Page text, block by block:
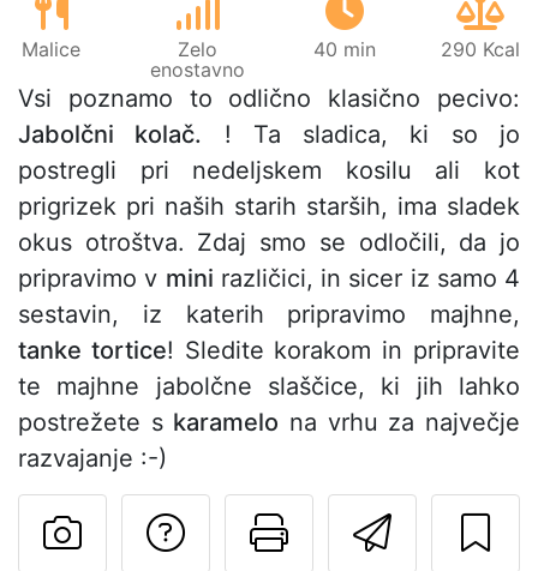
Malice
Zelo
enostavno
40 min 290 Kcal
Vsi poznamo to odlično klasično pecivo:
Jabolčni kolač. ! Ta sladica, ki so jo
postregli pri nedeljskem kosilu ali kot
prigrizek pri naših starih starših, ima sladek
okus otroštva. Zdaj smo se odločili, da jo
pripravimo v mini različici, in sicer iz samo 4
sestavin, iz katerih pripravimo majhne,
tanke tortice! Sledite korakom in pripravite
te majhne jabolčne slaščice, ki jih lahko
postrežete s karamelo na vrhu za največje
razvajanje :-)
Pošlji
Natisni to
Postavite